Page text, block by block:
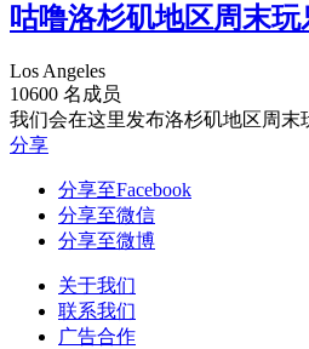
咕噜洛杉矶地区周末
Los Angeles
10600 名成员
我们会在这里发布洛杉矶地区周
分享
分享至Facebook
分享至微信
分享至微博
关于我们
联系我们
广告合作